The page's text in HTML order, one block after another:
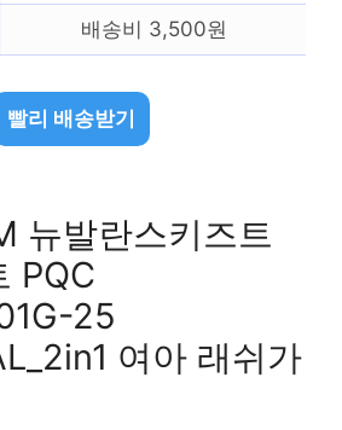
배송비 3,500원
빨리 배송받기
뉴발란스키즈트
PQC
25
여아 래쉬가